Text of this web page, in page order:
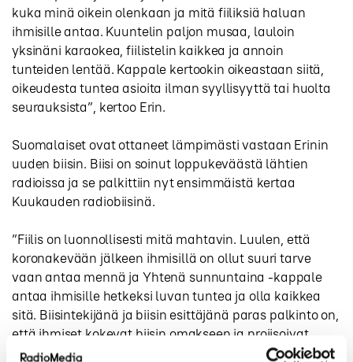
kuka minä oikein olenkaan ja mitä fiiliksiä haluan
ihmisille antaa. Kuuntelin paljon musaa, lauloin
yksinäni karaokea, fiilistelin kaikkea ja annoin
tunteiden lentää. Kappale kertookin oikeastaan siitä,
oikeudesta tuntea asioita ilman syyllisyyttä tai huolta
seurauksista”, kertoo Erin.
Suomalaiset ovat ottaneet lämpimästi vastaan Erinin
uuden biisin. Biisi on soinut loppukeväästä lähtien
radioissa ja se palkittiin nyt ensimmäistä kertaa
Kuukauden radiobiisinä.
”Fiilis on luonnollisesti mitä mahtavin. Luulen, että
koronakevään jälkeen ihmisillä on ollut suuri tarve
vaan antaa mennä ja Yhtenä sunnuntaina -kappale
antaa ihmisille hetkeksi luvan tuntea ja olla kaikkea
sitä. Biisintekijänä ja biisin esittäjänä paras palkinto on,
että ihmiset kokevat biisin omakseen ja projisoivat
siihen omia juttujaan ja tarinoitaan. En jaksa odottaa,